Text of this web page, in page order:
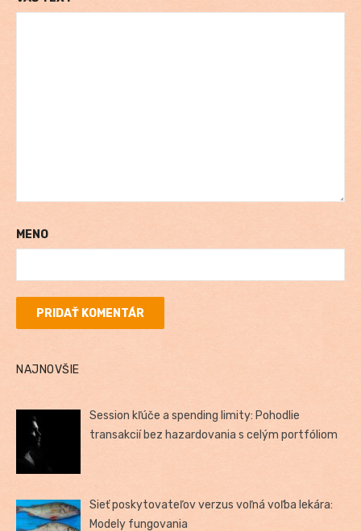
MENO
NAJNOVŠIE
Session kľúče a spending limity: Pohodlie
transakcií bez hazardovania s celým portfóliom
Sieť poskytovateľov verzus voľná voľba lekára:
Modely fungovania